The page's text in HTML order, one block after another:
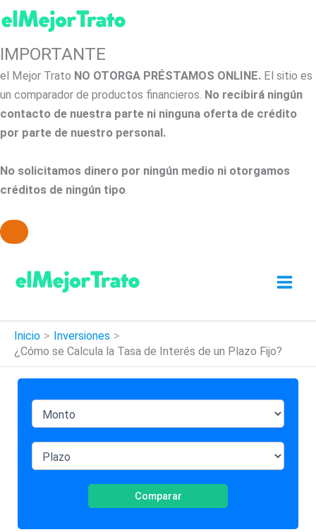
IMPORTANTE
el Mejor Trato NO OTORGA PRÉSTAMOS ONLINE. El sitio es
un comparador de productos financieros. No recibirá ningún
contacto de nuestra parte ni ninguna oferta de crédito
por parte de nuestro personal.
No solicitamos dinero por ningún medio ni otorgamos
créditos de ningún tipo.
contenido
Inicio
Inversiones
¿Cómo se Calcula la Tasa de Interés de un Plazo Fijo?
Comparar